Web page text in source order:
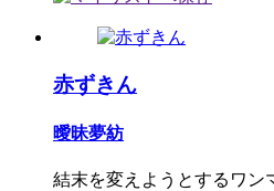
赤ずきん
曖昧夢紡
結末を変えようとするワン